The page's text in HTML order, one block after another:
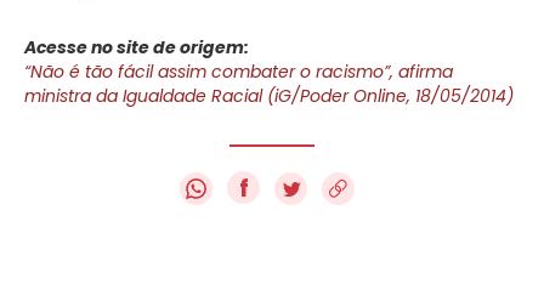
Acesse no site de origem:
“Não é tão fácil assim combater o racismo”, afirma
ministra da Igualdade Racial (iG/Poder Online, 18/05/2014)
f